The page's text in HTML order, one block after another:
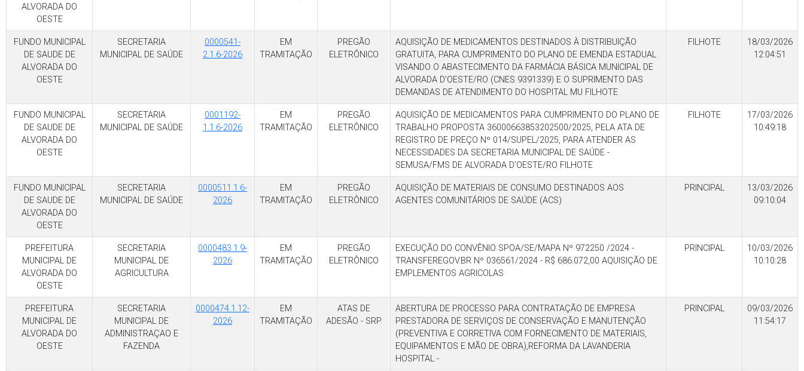
ALVORADA DO
OESTE
FUNDO MUNICIPAL
DE SAUDE DE
ALVORADA DO
OESTE
SECRETARIA
MUNICIPAL DE SAÚDE
0000541-
2.1.6-2026
EM
TRAMITAÇÃO
PREGÃO
ELETRÔNICO
AQUISIÇÃO DE MEDICAMENTOS DESTINADOS À DISTRIBUIÇÃO
GRATUITA, PARA CUMPRIMENTO DO PLANO DE EMENDA ESTADUAL
VISANDO O ABASTECIMENTO DA FARMÁCIA BÁSICA MUNICIPAL DE
ALVORADA D’OESTE/RO (CNES 9391339) E O SUPRIMENTO DAS
DEMANDAS DE ATENDIMENTO DO HOSPITAL MU FILHOTE
FILHOTE
18/03/2026
12:04:51
FUNDO MUNICIPAL
DE SAUDE DE
ALVORADA DO
OESTE
SECRETARIA
MUNICIPAL DE SAÚDE
0001192-
1.1.6-2026
EM
TRAMITAÇÃO
PREGÃO
ELETRÔNICO
AQUISIÇÃO DE MEDICAMENTOS PARA CUMPRIMENTO DO PLANO DE
TRABALHO PROPOSTA 36000663853202500/2025, PELA ATA DE
REGISTRO DE PREÇO Nº 014/SUPEL/2025, PARA ATENDER AS
NECESSIDADES DA SECRETARIA MUNICIPAL DE SAÚDE -
SEMUSA/FMS DE ALVORADA D’OESTE/RO FILHOTE
FILHOTE
17/03/2026
10:49:18
FUNDO MUNICIPAL
DE SAUDE DE
ALVORADA DO
OESTE
SECRETARIA
MUNICIPAL DE SAÚDE
0000511.1.6-
2026
EM
TRAMITAÇÃO
PREGÃO
ELETRÔNICO
AQUISIÇÃO DE MATERIAIS DE CONSUMO DESTINADOS AOS
AGENTES COMUNITÁRIOS DE SAÚDE (ACS)
PRINCIPAL
13/03/2026
09:10:04
PREFEITURA
MUNICIPAL DE
ALVORADA DO
OESTE
SECRETARIA
MUNICIPAL DE
AGRICULTURA
0000483.1.9-
2026
EM
TRAMITAÇÃO
PREGÃO
ELETRÔNICO
EXECUÇÃO DO CONVÊNIO SPOA/SE/MAPA Nº 972250 /2024 -
TRANSFEREGOV.BR Nº 036561/2024 - R$ 686.072,00 AQUISIÇÃO DE
EMPLEMENTOS AGRICOLAS
PRINCIPAL
10/03/2026
10:10:28
PREFEITURA
MUNICIPAL DE
ALVORADA DO
OESTE
SECRETARIA
MUNICIPAL DE
ADMINISTRAÇAO E
FAZENDA
0000474.1.12-
2026
EM
TRAMITAÇÃO
ATAS DE
ADESÃO - SRP.
ABERTURA DE PROCESSO PARA CONTRATAÇÃO DE EMPRESA
PRESTADORA DE SERVIÇOS DE CONSERVAÇÃO E MANUTENÇÃO
(PREVENTIVA E CORRETIVA COM FORNECIMENTO DE MATERIAIS,
EQUIPAMENTOS E MÃO DE OBRA),REFORMA DA LAVANDERIA
HOSPITAL -
PRINCIPAL
09/03/2026
11:54:17